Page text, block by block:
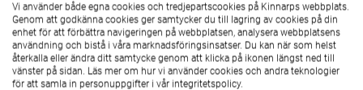
MÅN - TORS:
07:00-15:45
LUNCH:
12:00 - 13:00
Kinnarps Outlet har semesterstängt v.28-31. Avvikande
öppettider kan gälla. Ska du resa långt? Ring gärna innan ditt
besök.
Vi använder både egna cookies och tredjepartscookies på Kinnarps webbplats.
Genom att godkänna cookies ger samtycker du till lagring av cookies på din
enhet för att förbättra navigeringen på webbplatsen, analysera webbplatsens
användning och bistå i våra marknadsföringsinsatser. Du kan när som helst
återkalla eller ändra ditt samtycke genom att klicka på ikonen längst ned till
vänster på sidan. Läs mer om hur vi använder cookies och andra teknologier
för att samla in personuppgifter i vår integritetspolicy.